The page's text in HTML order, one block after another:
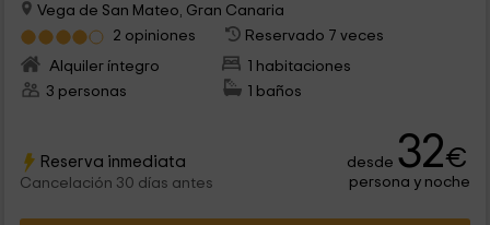
Vega de San Mateo, Gran Canaria
2 opiniones
Reservado 7 veces
Alquiler íntegro
1 habitaciones
3 personas
1 baños
Reserva inmediata
Cancelación 30 días antes
desde 32€
persona y noche